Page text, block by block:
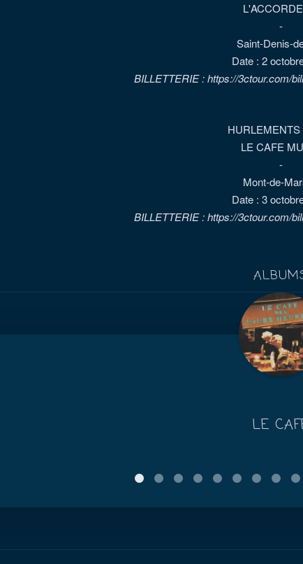
-
Saint-Denis-
Date : 2
BILLETTERIE : https://3ctour.com/
HURLEMENTS
LE CAFE
-
Mont-de-
Date : 3
BILLETTERIE : https://3ctour.com/
LE